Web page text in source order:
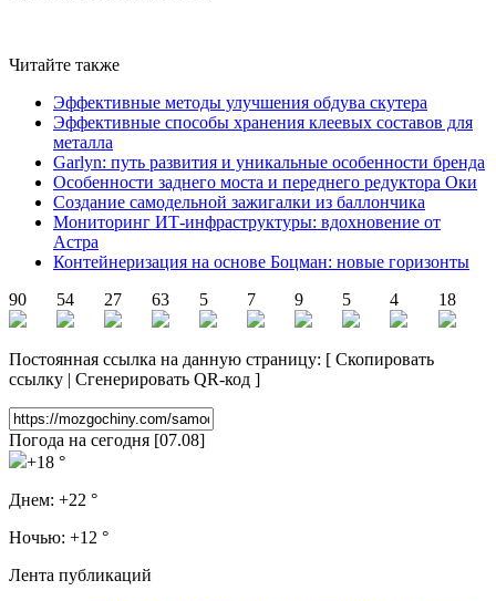
Читайте также
Эффективные методы улучшения обдува скутера
Эффективные способы хранения клеевых составов для
металла
Garlyn: путь развития и уникальные особенности бренда
Особенности заднего моста и переднего редуктора Оки
Создание самодельной зажигалки из баллончика
Мониторинг ИТ-инфраструктуры: вдохновение от
Астра
Контейнеризация на основе Боцман: новые горизонты
90
54 27 63 5 7 9 5 4 18
Постоянная ссылка на данную страницу: [ Скопировать
ссылку | Сгенерировать QR-код ]
Погода на сегодня [07.08]
+18 °
Днем: +22 °
Ночью: +12 °
Лента публикаций